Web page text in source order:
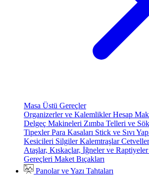
Masa Üstü Gereçler
Organizerler ve KalemliklerHesap
Delgeç Makineleri Zımba Telleri ve
TipexlerPara Kasaları Stick ve Sıvı
Kesicileri SilgilerKalemtraşlar
Ataşlar, Kıskaçlar, İğneler ve Raptiyeler
Gereçleri Maket Bıçakları
Panolar ve Yazı Tahtaları